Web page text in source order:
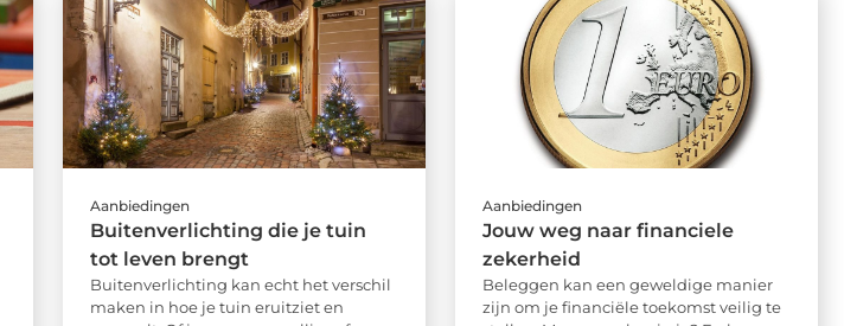
Aanbiedingen
Buitenverlichting die je tuin
tot leven brengt
Buitenverlichting kan echt het verschil
maken in hoe je tuin eruitziet en
Aanbiedingen
Jouw weg naar financiele
zekerheid
Beleggen kan een geweldige manier
zijn om je financiële toekomst veilig te